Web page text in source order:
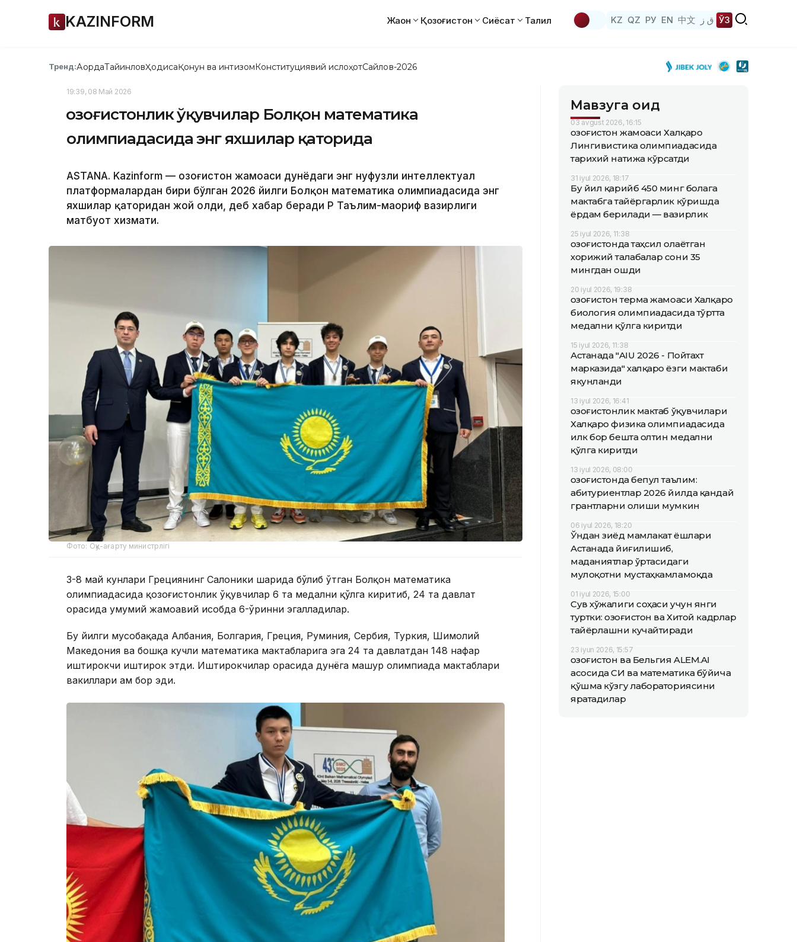
KAZINFORM Жаҳон Қозоғистон Сиёсат Таҳлил KZ QZ РУ EN 中文 ق ز ЎЗ
Тренд:АқордаТайинловҲодисаҚонун ва интизомКонституциявий ислоҳотСайлов-2026
19:39, 08 Май 2026
Қозоғистонлик ўқувчилар Болқон математика
олимпиадасида энг яхшилар қаторида ️
ASTANA. Kazinform — Қозоғистон жамоаси дунёдаги энг нуфузли интеллектуал
платформалардан бири бўлган 2026 йилги Болқон математика олимпиадасида энг
яхшилар қаторидан жой олди, деб хабар беради ҚР Таълим-маориф вазирлиги
матбуот хизмати.
Фото: Оқу-ағарту министрлігі
3-8 май кунлари Грециянинг Салоники шаҳрида бўлиб ўтган Болқон математика
олимпиадасида қозоғистонлик ўқувчилар 6 та медални қўлга киритиб, 24 та давлат
орасида умумий жамоавий ҳисобда 6-ўринни эгалладилар.
Бу йилги мусобақада Албания, Болгария, Греция, Руминия, Сербия, Туркия, Шимолий
Македония ва бошқа кучли математика мактабларига эга 24 та давлатдан 148 нафар
иштирокчи иштирок этди. Иштирокчилар орасида дунёга машҳур олимпиада мактаблари
вакиллари ҳам бор эди.
Мавзуга оид
03 avgust 2026, 16:15
Қозоғистон жамоаси Халқаро
Лингивистика олимпиадасида
тарихий натижа кўрсатди
31 iyul 2026, 18:17
Бу йил қарийб 450 минг болага
мактабга тайёргарлик кўришда
ёрдам берилади — вазирлик
25 iyul 2026, 11:38
Қозоғистонда таҳсил олаётган
хорижий талабалар сони 35
мингдан ошди
20 iyul 2026, 19:38
Қозоғистон терма жамоаси Халқаро
биология олимпиадасида тўртта
медални қўлга киритди
15 iyul 2026, 11:38
Астанада "AIU 2026 - Пойтахт
марказида" халқаро ёзги мактаби
якунланди
13 iyul 2026, 16:41
Қозоғистонлик мактаб ўқувчилари
Халқаро физика олимпиадасида
илк бор бешта олтин медални
қўлга киритди
13 iyul 2026, 08:00
Қозоғистонда бепул таълим:
абитуриентлар 2026 йилда қандай
грантларни олиши мумкин
06 iyul 2026, 18:20
Ўндан зиёд мамлакат ёшлари
Астанада йиғилишиб,
маданиятлар ўртасидаги
мулоқотни мустаҳкамламоқда
01 iyul 2026, 15:00
Сув хўжалиги соҳаси учун янги
туртки: Қозоғистон ва Хитой кадрлар
тайёрлашни кучайтиради
23 iyun 2026, 15:57
Қозоғистон ва Бельгия ALEM.AI
асосида СИ ва математика бўйича
қўшма кўзгу лабораториясини
яратадилар